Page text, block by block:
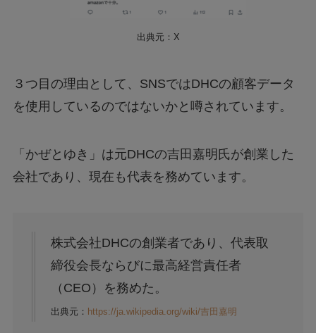
出典元：X
３つ目の理由として、SNSではDHCの顧客データ
を使用しているのではないかと噂されています。
「かぜとゆき」は元DHCの吉田嘉明氏が創業した
会社であり、現在も代表を務めています。
株式会社DHCの創業者であり、代表取
締役会長ならびに最高経営責任者
（CEO）を務めた。
出典元： https://ja.wikipedia.org/wiki/吉田嘉明